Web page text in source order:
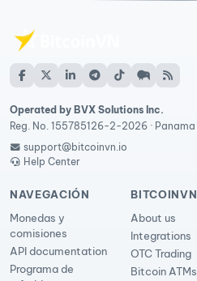
Operated by BVX Solutions Inc.
Reg. No. 155785126-2-2026 · Panama
support@bitcoinvn.io
Help Center
NAVEGACIÓN
Monedas y
comisiones
API documentation
Programa de
BITCOINVN
About us
Integrations
OTC Trading
Bitcoin ATMs